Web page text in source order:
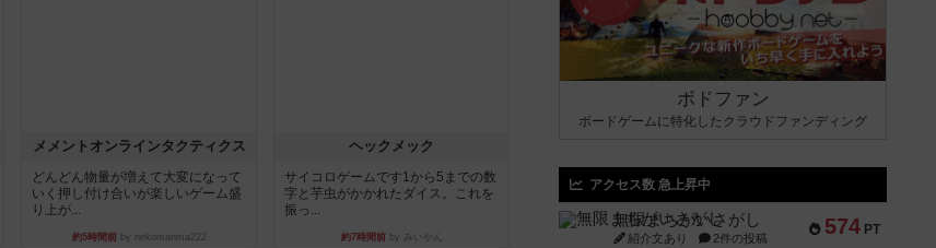
メメントオンラインタクティクス
どんどん物量が増えて大変になって
いく押し付け合いが楽しいゲーム盛
り上が...
約5時間前by nekomanma222
ヘックメック
サイコロゲームです1から5までの数
字と芋虫がかかれたダイス。これを
振っ...
約7時間前by みいやん
ボドファン
ボードゲームに特化したクラウドファンディング
アクセス数 急上昇中
574 PT
無限まちがいさがし
紹介文あり 2件の投稿